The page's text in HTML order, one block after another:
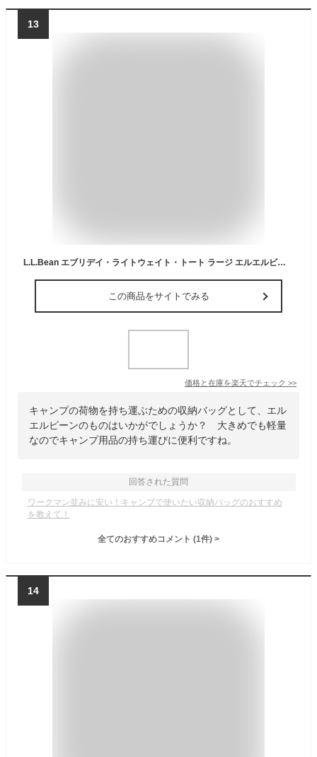
13
L.L.Bean エブリデイ・ライトウェイト・トート ラージ エルエルビーン バッグ トートバッグ ブルー ブラック パープル ネイビー グリーン【送料無料】
この商品をサイトでみる
価格と在庫を楽天でチェック >>
キャンプの荷物を持ち運ぶための収納バッグとして、エル
エルビーンのものはいかがでしょうか？ 大きめでも軽量
なのでキャンプ用品の持ち運びに便利ですね。
回答された質問
ワークマン並みに安い！キャンプで使いたい収納バッグのおすすめ
を教えて！
全てのおすすめコメント (1件) >
14